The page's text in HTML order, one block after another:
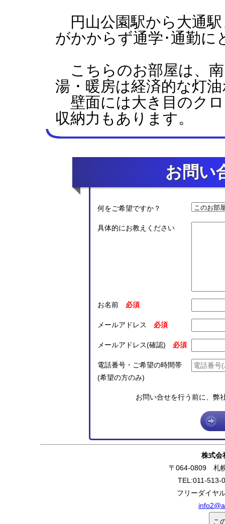
円山公園駅から大通
がかからず通学･通勤に
こちらのお部屋は、
湯・暖房は経済的な灯
壁面には大き目のク
収納力もあります。
お問い
何をご希望ですか？
具体的にお教えください
お名前
メールアドレス
メールアドレス(確認)
電話番号・ご希望の時間帯
(希望の方のみ)
お問い合せを行う前に、弊
株式会
〒064-0809 札
TEL:011-
フリーダイヤ